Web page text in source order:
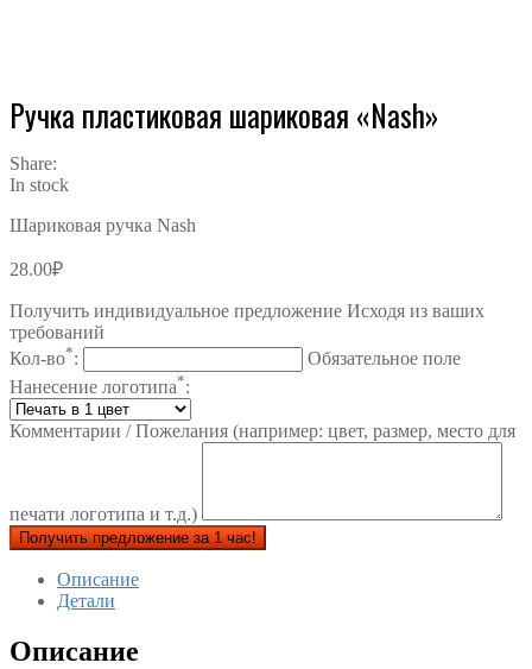
Ручка пластиковая шариковая «Nash»
Share:
In stock
Шариковая ручка Nash
28.00₽
Получить индивидуальное предложение Исходя из ваших
требований
Кол-во*:
Обязательное поле
Нанесение логотипа*:
Комментарии / Пожелания (например: цвет, размер, место для
печати логотипа и т.д.)
Получить предложение за 1 час!
Описание
Детали
Описание